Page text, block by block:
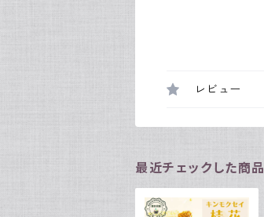
レビュー
最近チェックした商品